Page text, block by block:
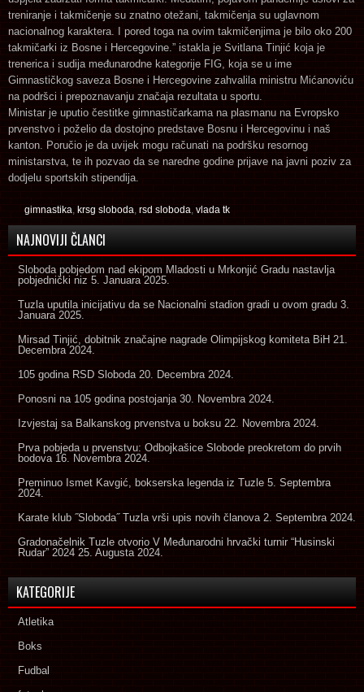
treniranje i takmičenje su znatno otežani, takmičenja su uglavnom
nacionalnog karaktera. I pored toga na ovim takmičenjima je bilo oko 200
takmičarki iz Bosne i Hercegovine.” istakla je Svitlana Tinjić koja je
trenerica i sudija međunarodne kategorije FIG, koja se u ime
Gimnastičkog saveza Bosne i Hercegovine zahvalila ministru Mićanoviću
na podršci i prepoznavanju značaja rezultata u sportu.
Ministar je uputio čestitke gimnastičarkama na plasmanu na Evropsko
prvenstvo i poželio da dostojno predstave Bosnu i Hercegovinu i naš
kanton. Poručio je da uvijek mogu računati na podršku resornog
ministarstva, te ih pozvao da se naredne godine prijave na javni poziv za
dodjelu sportskih stipendija.
gimnastika krsg sloboda rsd sloboda vlada tk
NAJNOVIJI ČLANCI
Sloboda pobjedom nad ekipom Mladosti u Mrkonjić Gradu nastavlja
pobjednički niz 5. Januara 2025.
Tuzla uputila inicijativu da se Nacionalni stadion gradi u ovom gradu 3.
Januara 2025.
Mirsad Tinjić, dobitnik značajne nagrade Olimpijskog komiteta BiH 21.
Decembra 2024.
105 godina RSD Sloboda 20. Decembra 2024.
Ponosni na 105 godina postojanja 30. Novembra 2024.
Izvjestaj sa Balkanskog prvenstva u boksu 22. Novembra 2024.
Prva pobjeda u prvenstvu: Odbojkašice Slobode preokretom do prvih
bodova 16. Novembra 2024.
Preminuo Ismet Kavgić, bokserska legenda iz Tuzle 5. Septembra
2024.
Karate klub ˝Sloboda˝ Tuzla vrši upis novih članova 2. Septembra 2024.
Gradonačelnik Tuzle otvorio V Međunarodni hrvački turnir “Husinski
Rudar” 2024 25. Augusta 2024.
KATEGORIJE
Atletika
Boks
Fudbal